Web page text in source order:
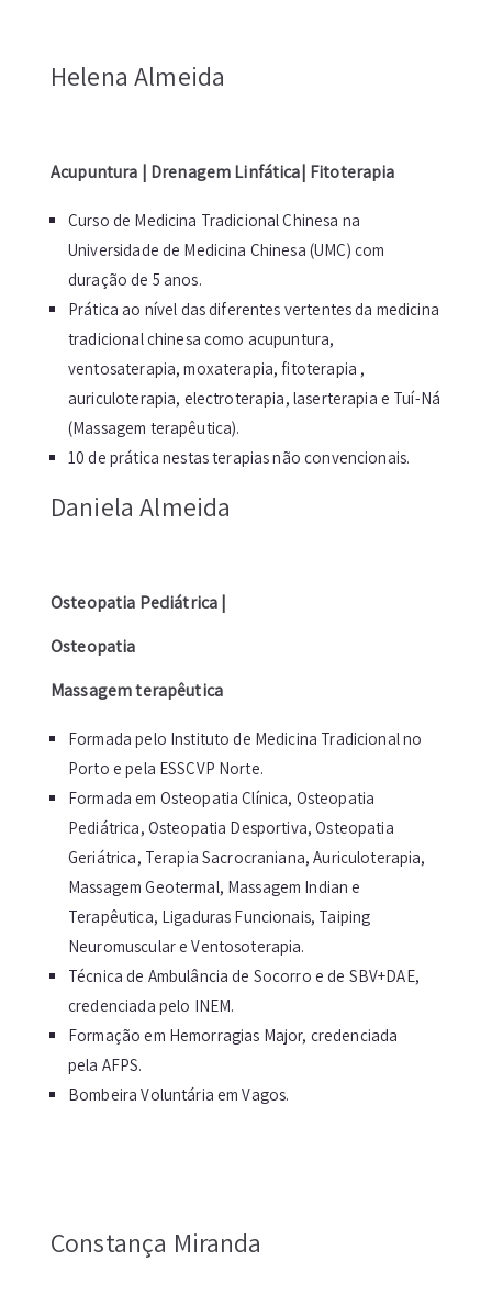
Helena Almeida
Acupuntura | Drenagem Linfática| Fitoterapia
Curso de Medicina Tradicional Chinesa na
Universidade de Medicina Chinesa (UMC) com
duração de 5 anos.
Prática ao nível das diferentes vertentes da medicina
tradicional chinesa como acupuntura,
ventosaterapia, moxaterapia, fitoterapia ,
auriculoterapia, electroterapia, laserterapia e Tuí-Ná
(Massagem terapêutica).
10 de prática nestas terapias não convencionais.
Daniela Almeida
Osteopatia Pediátrica |
Osteopatia
Massagem terapêutica
Formada pelo Instituto de Medicina Tradicional no
Porto e pela ESSCVP Norte.
Formada em Osteopatia Clínica, Osteopatia
Pediátrica, Osteopatia Desportiva, Osteopatia
Geriátrica, Terapia Sacrocraniana, Auriculoterapia,
Massagem Geotermal, Massagem Indian e
Terapêutica, Ligaduras Funcionais, Taiping
Neuromuscular e Ventosoterapia.
Técnica de Ambulância de Socorro e de SBV+DAE,
credenciada pelo INEM.
Formação em Hemorragias Major, credenciada
pela AFPS.
Bombeira Voluntária em Vagos.
Constança Miranda